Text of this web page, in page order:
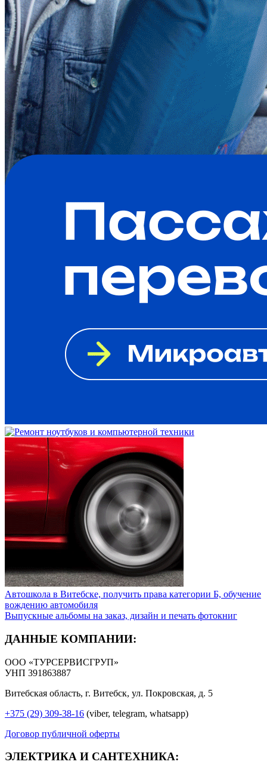
Автошкола в Витебске, получить права категории Б, обучение
вождению автомобиля
Выпускные альбомы на заказ, дизайн и печать фотокниг
ДАННЫЕ КОМПАНИИ:
ООО «ТУРСЕРВИСГРУП»
УНП 391863887
Витебская область, г. Витебск, ул. Покровская, д. 5
+375 (29) 309-38-16 (viber, telegram, whatsapp)
Договор публичной оферты
ЭЛЕКТРИКА И САНТЕХНИКА: